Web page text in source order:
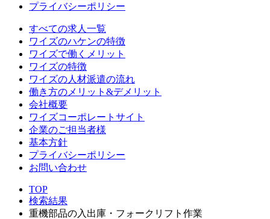
プライバシーポリシー
すべての求人一覧
ワイズのハケンの特徴
ワイズで働くメリット
ワイズの特徴
ワイズの人材派遣の流れ
働き方のメリット&デメリット
会社概要
ワイズコーポレートサイト
企業のご担当者様
基本方針
プライバシーポリシー
お問い合わせ
TOP
検索結果
重機部品の入出庫・フォークリフト作業